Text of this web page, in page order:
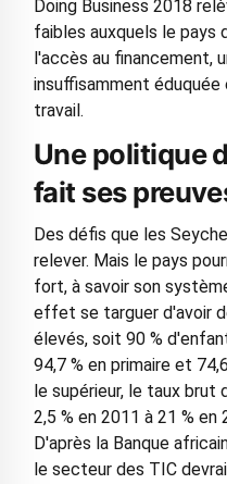
Doing Business 2018
faibles auxquels le pays
l'accès au financement,
insuffisamment
travail.
Une politique
fait ses
Des défis que les
relever. Mais le pays
fort, à savoir son
effet se targuer d'avoir
élevés, soit 90 %
94,7 % en primaire et
le supérieur, le taux
2,5 % en 2011 à 21 % en
D'après la Banque
le secteur des TIC